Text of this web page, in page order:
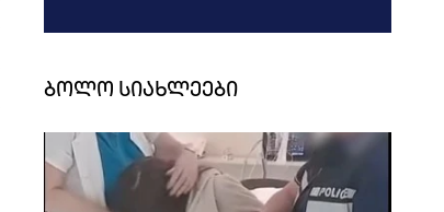
ბოლო სიახლეები